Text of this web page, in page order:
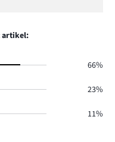
artikel:
66%
23%
11%